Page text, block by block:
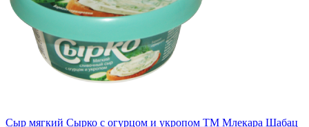
Сыр мягкий Сырко с огурцом и укропом TM Млекара Шабац